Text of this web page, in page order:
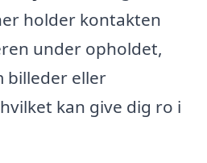
holder kontakten
under opholdet,
billeder eller
kan give dig ro i